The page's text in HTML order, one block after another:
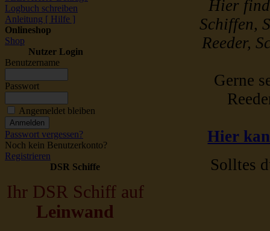
Logbuch schreiben
Anleitung [ Hilfe ]
Onlineshop
Shop
Nutzer Login
Benutzername
Passwort
Angemeldet bleiben
Passwort vergessen?
Noch kein Benutzerkonto?
Registrieren
DSR Schiffe
Ihr DSR Schiff auf
Leinwand
Hier
Schiffen,
Reeder,
Gerne
Hier
Solltes